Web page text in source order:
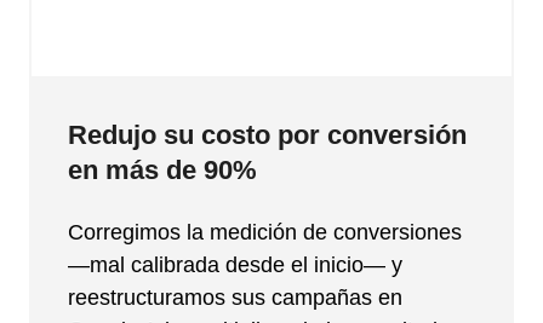
Redujo su costo por conversión
en más de 90%
Corregimos la medición de conversiones
—mal calibrada desde el inicio— y
reestructuramos sus campañas en